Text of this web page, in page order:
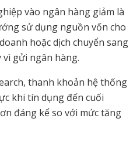
vào ngân hàng giảm là
sử dụng nguồn vốn cho
hoặc dịch chuyển sang
vì gửi ngân hàng.
thanh khoản hệ thống
khi tín dụng đến cuối
đáng kể so với mức tăng